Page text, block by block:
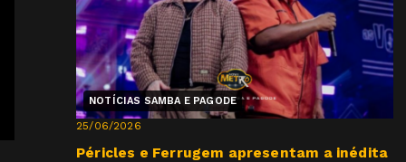
NOTÍCIAS SAMBA E PAGODE
25/06/2026
Péricles e Ferrugem apresentam a inédita